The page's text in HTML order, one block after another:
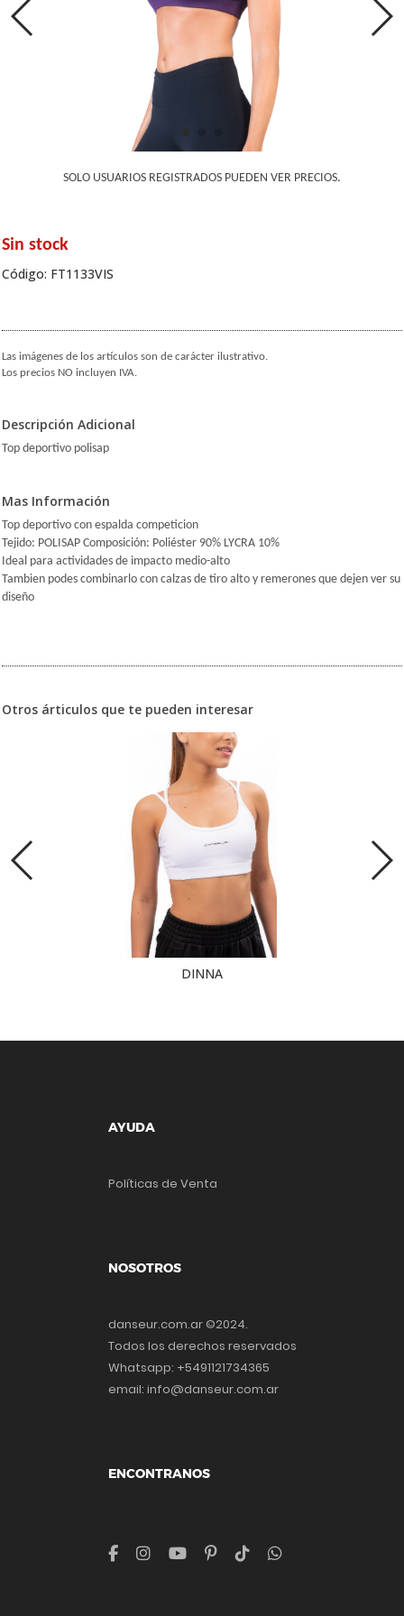
SOLO USUARIOS REGISTRADOS PUEDEN VER PRECIOS.
Sin stock
Código: FT1133VIS
Las imágenes de los artículos son de carácter ilustrativo.
Los precios NO incluyen IVA.
Descripción Adicional
Top deportivo polisap
Mas Información
Top deportivo con espalda competicion
Tejido: POLISAP Composición: Poliéster 90% LYCRA 10%
Ideal para actividades de impacto medio-alto
Tambien podes combinarlo con calzas de tiro alto y remerones que dejen ver su
diseño
Otros árticulos que te pueden interesar
DINNA
AYUDA
Políticas de Venta
NOSOTROS
danseur.com.ar ©2024.
Todos los derechos reservados
Whatsapp: +5491121734365
email: info@danseur.com.ar
ENCONTRANOS